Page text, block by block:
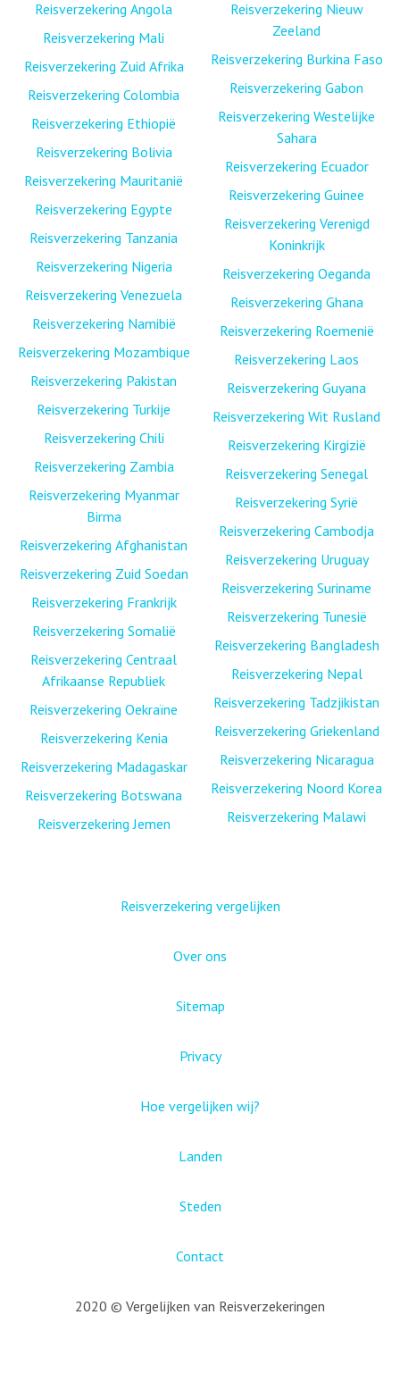
Reisverzekering Angola
Reisverzekering Mali
Reisverzekering Zuid Afrika
Reisverzekering Colombia
Reisverzekering Ethiopië
Reisverzekering Bolivia
Reisverzekering Mauritanië
Reisverzekering Egypte
Reisverzekering Tanzania
Reisverzekering Nigeria
Reisverzekering Venezuela
Reisverzekering Namibië
Reisverzekering Mozambique
Reisverzekering Pakistan
Reisverzekering Turkije
Reisverzekering Chili
Reisverzekering Zambia
Reisverzekering Myanmar
Birma
Reisverzekering Afghanistan
Reisverzekering Zuid Soedan
Reisverzekering Frankrijk
Reisverzekering Somalië
Reisverzekering Centraal
Afrikaanse Republiek
Reisverzekering Oekraïne
Reisverzekering Kenia
Reisverzekering Madagaskar
Reisverzekering Botswana
Reisverzekering Jemen
Reisverzekering Nieuw
Zeeland
Reisverzekering Burkina Faso
Reisverzekering Gabon
Reisverzekering Westelijke
Sahara
Reisverzekering Ecuador
Reisverzekering Guinee
Reisverzekering Verenigd
Koninkrijk
Reisverzekering Oeganda
Reisverzekering Ghana
Reisverzekering Roemenië
Reisverzekering Laos
Reisverzekering Guyana
Reisverzekering Wit Rusland
Reisverzekering Kirgizië
Reisverzekering Senegal
Reisverzekering Syrië
Reisverzekering Cambodja
Reisverzekering Uruguay
Reisverzekering Suriname
Reisverzekering Tunesië
Reisverzekering Bangladesh
Reisverzekering Nepal
Reisverzekering Tadzjikistan
Reisverzekering Griekenland
Reisverzekering Nicaragua
Reisverzekering Noord Korea
Reisverzekering Malawi
Reisverzekering vergelijken
Over ons
Sitemap
Privacy
Hoe vergelijken wij?
Landen
Steden
Contact
2020 © Vergelijken van Reisverzekeringen